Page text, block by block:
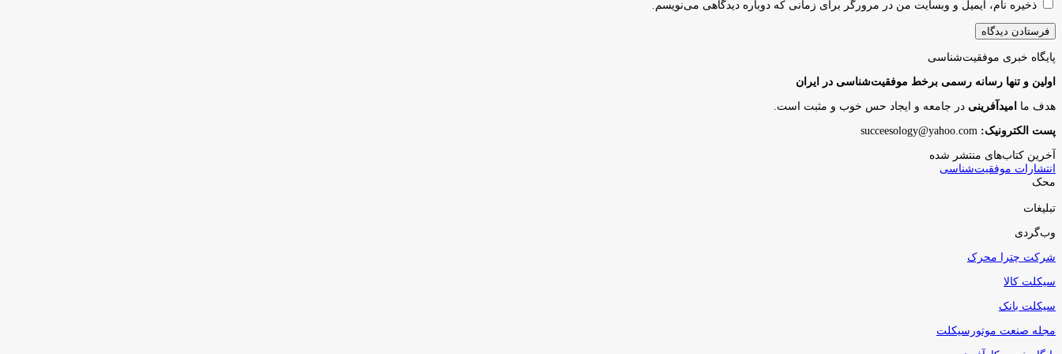
ذخیره نام، ایمیل و وبسایت من در مرورگر برای زمانی که دوباره دیدگاهی می‌نویسم.
پایگاه‌ خبری موفقیت‌شناسی
اولین و تنها رسانه رسمی برخط موفقیت‌شناسی در ایران
هدف ما امیدآفرینی در جامعه و ایجاد حس خوب و مثبت است.
پست الکترونیک:
آخرین کتاب‌های منتشر شده
انتشارات موفقیت‌شناسی
محک
تبلیغات
وب‌گردی
شرکت چترا محرک
سیکلت کالا
سیکلت بانک
مجله صنعت موتورسیکلت